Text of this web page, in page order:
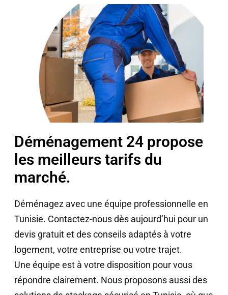
Déménagement 24 propose
les meilleurs tarifs du
marché.
Déménagez avec une équipe professionnelle en
Tunisie. Contactez-nous dès aujourd’hui pour un
devis gratuit et des conseils adaptés à votre
logement, votre entreprise ou votre trajet.
Une équipe est à votre disposition pour vous
répondre clairement. Nous proposons aussi des